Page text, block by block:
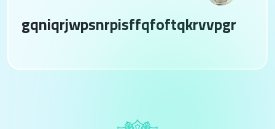
gqniqrjwpsnrpisffqfoftqkrvvpgr